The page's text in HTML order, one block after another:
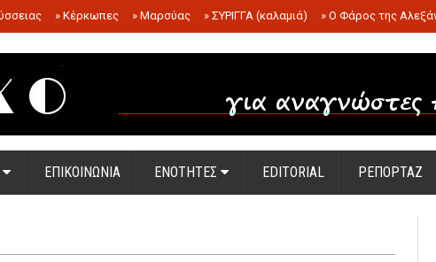
» Κέρκωπες » Μαρσύας » ΣΥΡΙΓΓΑ (καλαμιά) » Ο Φάρος της
.
ΕΠΙΚΟΙΝΩΝΙΑ ΕΝΟΤΗΤΕΣ EDITORIAL ΡΕΠΟΡΤΑΖ